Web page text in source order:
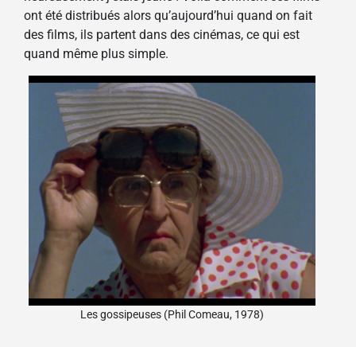
ont été distribués alors qu’aujourd’hui quand on fait
des films, ils partent dans des cinémas, ce qui est
quand même plus simple.
Les gossipeuses (Phil Comeau, 1978)